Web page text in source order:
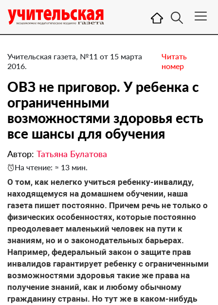
Учительская газета, №11 от 15 марта
2016.
Читать
номер
ОВЗ не приговор. У ребенка с
ограниченными
возможностями здоровья есть
все шансы для обучения
Автор: Татьяна Булатова
На чтение: ≈ 13 мин.
О том, как нелегко учиться ребенку-инвалиду,
находящемуся на домашнем обучении, наша
газета пишет постоянно. Причем речь не только о
физических особенностях, которые постоянно
преодолевает маленький человек на пути к
знаниям, но и о законодательных барьерах.
Например, федеральный закон о защите прав
инвалидов гарантирует ребенку с ограниченными
возможностями здоровья такие же права на
получение знаний, как и любому обычному
гражданину страны. Но тут же в каком-нибудь